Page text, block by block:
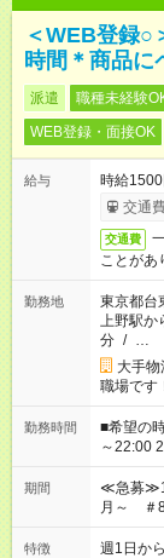
＜WEB登録○
時間＊商品に
派遣 職種未経験
WEB登録・面接OK
給与
時給
交通
交通費
ことがあ
勤務地
東京都台
上野駅か
分 / …
大手
職場です
勤務時間
■希望の時間帯を選
～22:00
期間
≪急募≫1
月～ ＃
特徴 週1日か